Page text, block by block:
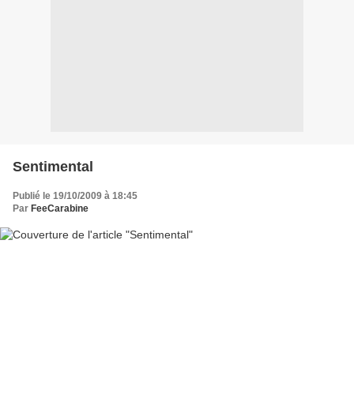
Sentimental
Publié le 19/10/2009 à 18:45
Par FeeCarabine